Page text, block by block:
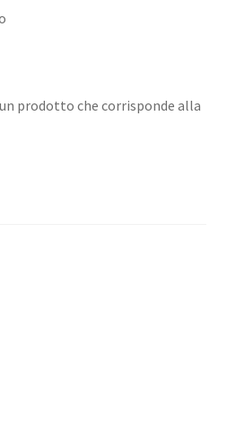
prodotto che corrisponde alla